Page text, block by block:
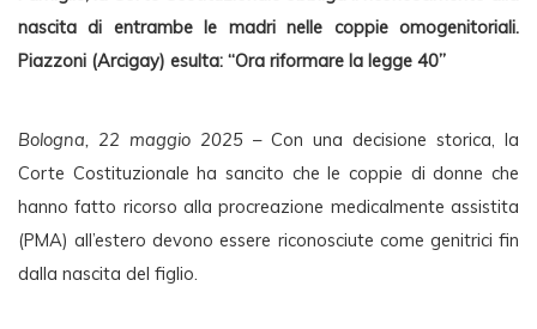
nascita di entrambe le madri nelle coppie omogenitoriali.
Piazzoni (Arcigay) esulta: “Ora riformare la legge 40”
Bologna, 22 maggio 2025 – Con una decisione storica, la
Corte Costituzionale ha sancito che le coppie di donne che
hanno fatto ricorso alla procreazione medicalmente assistita
(PMA) all’estero devono essere riconosciute come genitrici fin
dalla nascita del figlio.